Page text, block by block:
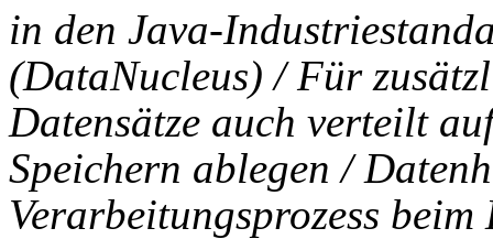
in den Java-
(DataNucleus) / Für
Datensätze auch verteilt
Speichern ablegen /
Verarbeitungsprozess beim